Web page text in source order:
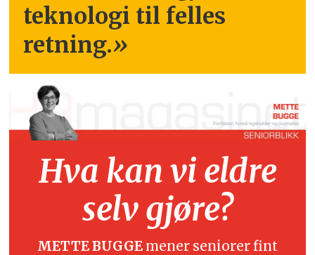
teknologi til felles
retning.»
Hva kan vi eldre
selv gjøre?
METTE BUGGE mener seniorer fint